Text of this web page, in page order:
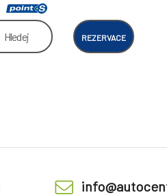
Hledej REZERVACE